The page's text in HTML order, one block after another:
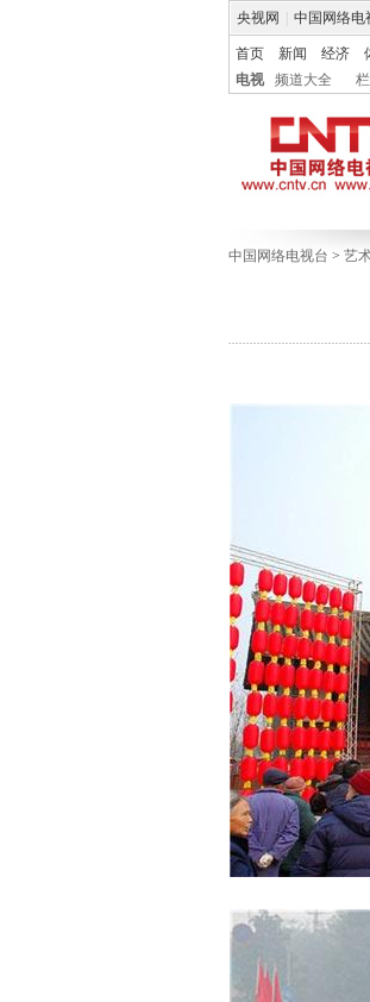
央视网 中国网络电
首页 新闻 经济
电视
频道大全
中国网络电视台 > 艺